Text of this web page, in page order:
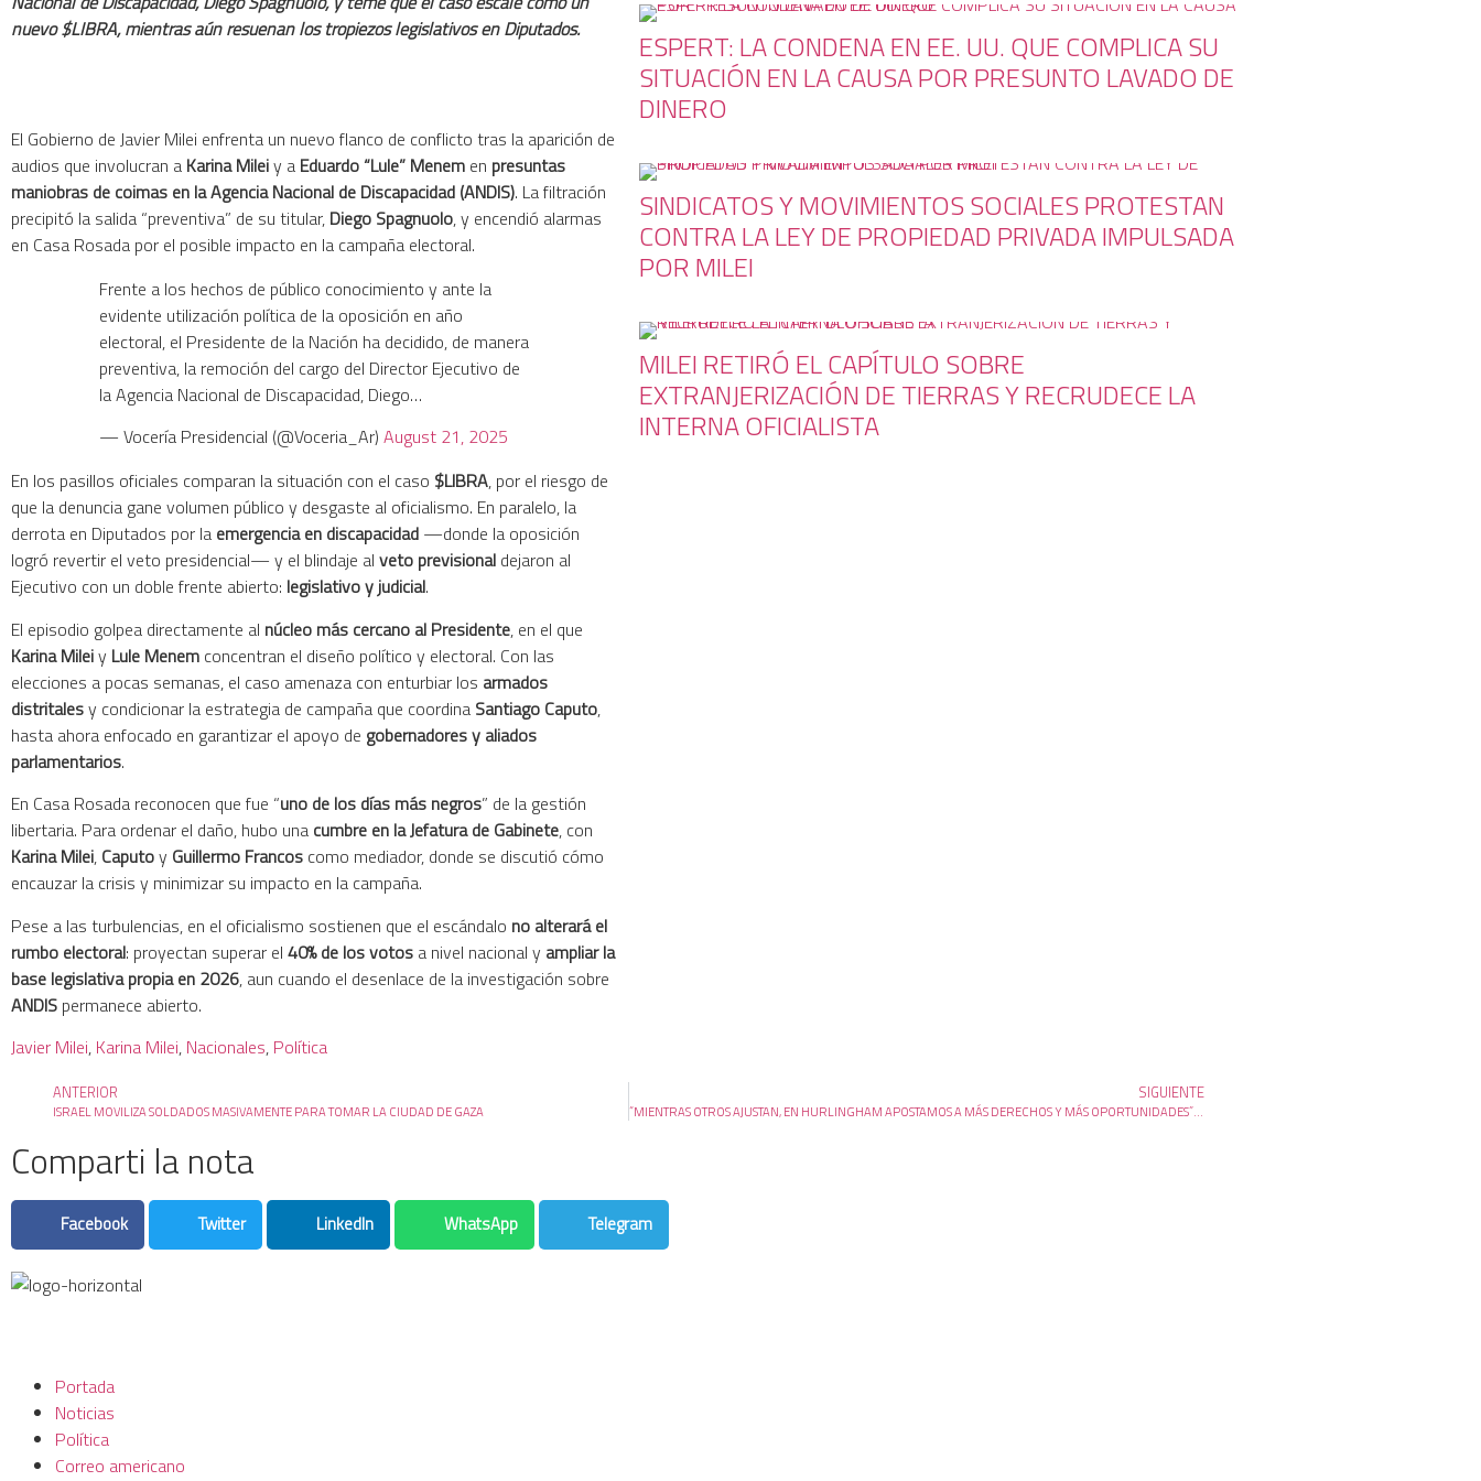
nuevo $LIBRA, mientras aún resuenan los tropiezos legislativos en Diputados.
El Gobierno de Javier Milei enfrenta un nuevo flanco de conflicto tras la aparición de
audios que involucran a Karina Mileiy a Eduardo “Lule” Menem en presuntas
maniobras de coimas en la Agencia Nacional de Discapacidad (ANDIS). La filtración
precipitó la salida “preventiva” de su titular, Diego Spagnuolo, y encendió alarmas
en Casa Rosada por el posible impacto en la campaña electoral.
Frente a los hechos de público conocimiento y ante la
evidente utilización política de la oposición en año
electoral, el Presidente de la Nación ha decidido, de manera
preventiva, la remoción del cargo del Director Ejecutivo de
la Agencia Nacional de Discapacidad, Diego…
— Vocería Presidencial (@Voceria_Ar) August 21, 2025
En los pasillos oficiales comparan la situación con el caso $LIBRA, por el riesgo de
que la denuncia gane volumen público y desgaste al oficialismo. En paralelo, la
derrota en Diputados por la emergencia en discapacidad —donde la oposición
logró revertir el veto presidencial— y el blindaje al veto previsional dejaron al
Ejecutivo con un doble frente abierto: legislativo y judicial.
El episodio golpea directamente al núcleo más cercano al Presidente, en el que
Karina Mileiy Lule Menem concentran el diseño político y electoral. Con las
elecciones a pocas semanas, el caso amenaza con enturbiar los armados
distritalesy condicionar la estrategia de campaña que coordina Santiago Caputo,
hasta ahora enfocado en garantizar el apoyo de gobernadores y aliados
parlamentarios.
En Casa Rosada reconocen que fue “uno de los días más negros” de la gestión
libertaria. Para ordenar el daño, hubo una cumbre en la Jefatura de Gabinete, con
Karina Milei, Caputoy Guillermo Francos como mediador, donde se discutió cómo
encauzar la crisis y minimizar su impacto en la campaña.
Pese a las turbulencias, en el oficialismo sostienen que el escándalo no alterará el
rumbo electoral: proyectan superar el 40% de los votos a nivel nacional y ampliar la
base legislativa propia en 2026, aun cuando el desenlace de la investigación sobre
ANDIS permanece abierto.
Javier Milei, Karina Milei, Nacionales, Política
ESPERT: LA CONDENA EN EE. UU. QUE COMPLICA SU
SITUACIÓN EN LA CAUSA POR PRESUNTO LAVADO DE
DINERO
SINDICATOS Y MOVIMIENTOS SOCIALES PROTESTAN
CONTRA LA LEY DE PROPIEDAD PRIVADA IMPULSADA
POR MILEI
MILEI RETIRÓ EL CAPÍTULO SOBRE
EXTRANJERIZACIÓN DE TIERRAS Y RECRUDECE LA
INTERNA OFICIALISTA
ANTERIOR
ISRAEL MOVILIZA SOLDADOS MASIVAMENTE PARA TOMAR LA CIUDAD DE GAZA
SIGUIENTE
“MIENTRAS OTROS AJUSTAN, EN HURLINGHAM APOSTAMOS A MÁS DERECHOS Y MÁS OPORTUNIDADES”: SELCI, LAMPREABE Y PERCZYK FIRMARON UN CONVENIO PARA SUMAR A LA UNAHUR AL NUEVO POLO EDUCATIVO DEL MUNICIPIO
Comparti la nota
Facebook Twitter LinkedIn WhatsApp Telegram
Portada
Noticias
Política
Correo americano